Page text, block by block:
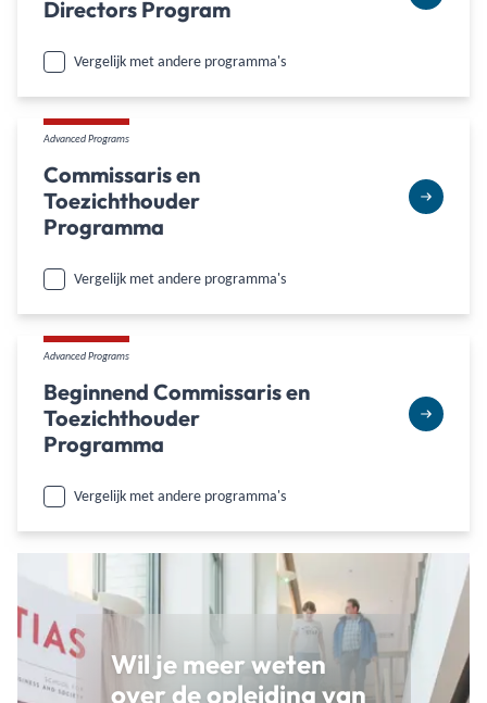
Directors Program
Vergelijk met andere programma's
Advanced Programs
Commissaris en
Toezichthouder
Programma
Vergelijk met andere programma's
Advanced Programs
Beginnend Commissaris en
Toezichthouder
Programma
Vergelijk met andere programma's
Wil je meer weten
over de opleiding van